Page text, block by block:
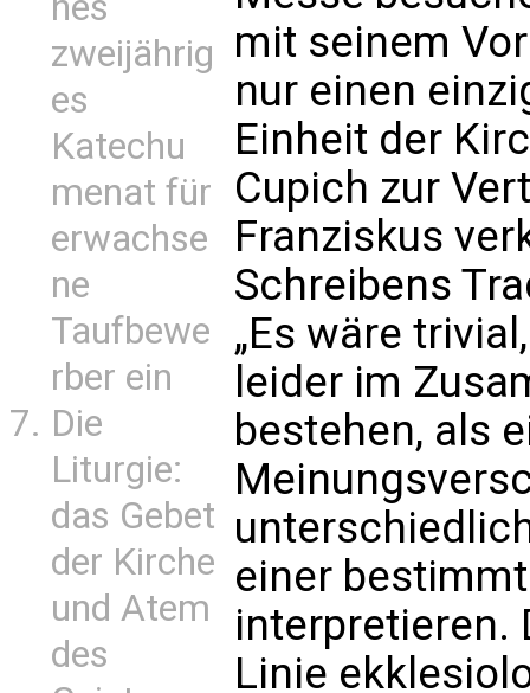
zweijährig
es
Katechu
menat für
erwachse
ne
Taufbewe
rber ein
Die
Liturgie:
das Gebet
der Kirche
und Atem
des
mit seinem
nur einen
Einheit der
Cupich zur
Franziskus
Schreibens
„Es wäre
leider im
bestehen, als
einer
interpretieren.
Linie